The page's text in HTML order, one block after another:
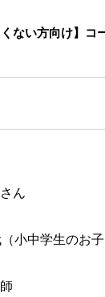
くない方向け】
ん
小中学生のお子